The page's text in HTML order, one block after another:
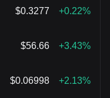
$0.3277 +0.22%
$56.66 +3.43%
$0.06998 +2.13%